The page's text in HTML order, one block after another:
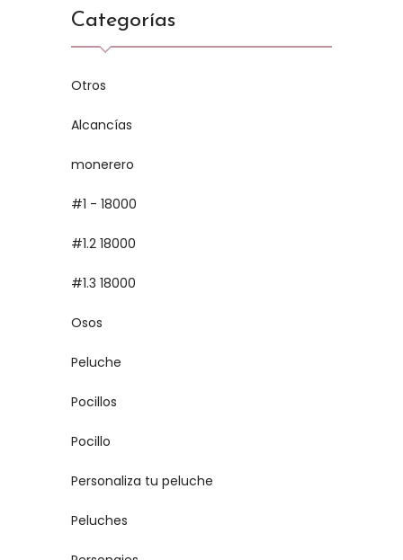
Categorías
Otros
Alcancías
monerero
#1 - 18000
#1.2 18000
#1.3 18000
Osos
Peluche
Pocillos
Pocillo
Personaliza tu peluche
Peluches